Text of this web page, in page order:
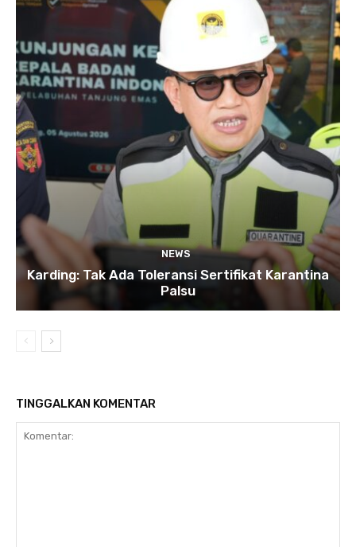
NEWS
Karding: Tak Ada Toleransi Sertifikat Karantina
Palsu
TINGGALKAN KOMENTAR